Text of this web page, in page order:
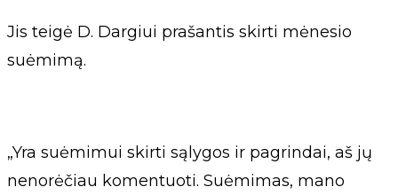
Jis teigė D. Dargiui prašantis skirti mėnesio
suėmimą.
„Yra suėmimui skirti sąlygos ir pagrindai, aš jų
nenorėčiau komentuoti. Suėmimas, mano